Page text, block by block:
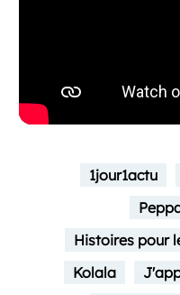
1jour1actu
Histoires pour
Kolala